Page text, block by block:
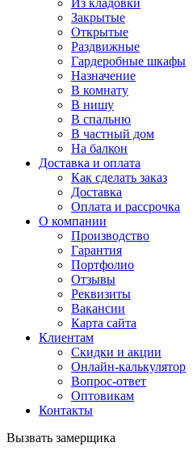
Из кладовки
Закрытые
Открытые
Раздвижные
Гардеробные шкафы
Назначение
В комнату
В нишу
В спальню
В частный дом
На балкон
Доставка и оплата
Как сделать заказ
Доставка
Оплата и рассрочка
О компании
Производство
Гарантия
Портфолио
Отзывы
Реквизиты
Вакансии
Карта сайта
Клиентам
Скидки и акции
Онлайн-калькулятор
Вопрос-ответ
Оптовикам
Контакты
Вызвать замерщика